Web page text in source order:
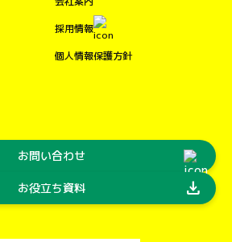
採用情報
個人情報保護方針
お問い合わせ
お役立ち資料 download